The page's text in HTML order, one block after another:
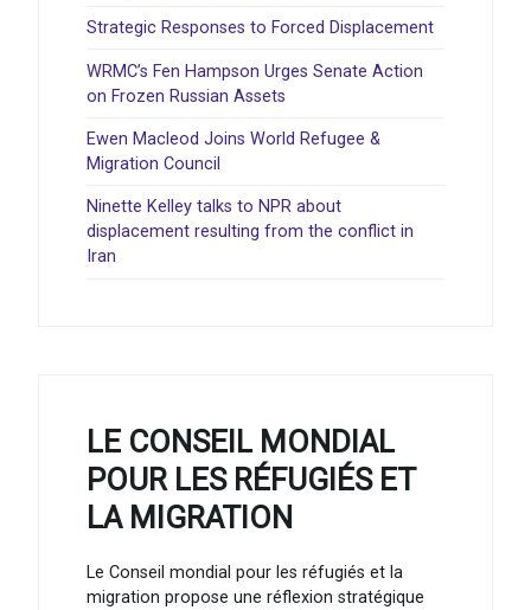
Strategic Responses to Forced Displacement
WRMC’s Fen Hampson Urges Senate Action
on Frozen Russian Assets
Ewen Macleod Joins World Refugee &
Migration Council
Ninette Kelley talks to NPR about
displacement resulting from the conflict in
Iran
LE CONSEIL MONDIAL
POUR LES RÉFUGIÉS ET
LA MIGRATION
Le Conseil mondial pour les réfugiés et la
migration propose une réflexion stratégique